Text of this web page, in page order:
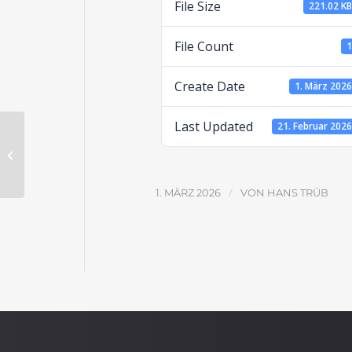
File Size 221.02 KB
File Count 1
Create Date 1. März 2026
Last Updated 21. Februar 2026
1. MÄRZ 2026 / VON HANS TRÜB
Nachfolge in Zeiten des Gerichts: